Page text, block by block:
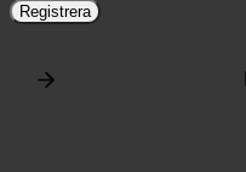
Registrera